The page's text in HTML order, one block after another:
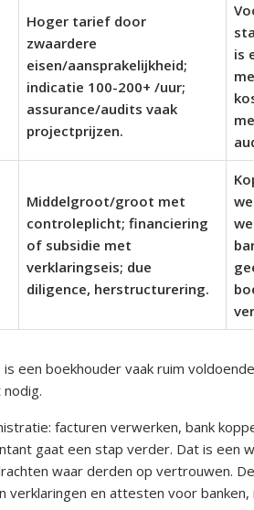
Hoger tarief door
zwaardere
eisen/aansprakelijkheid;
indicatie 100-200+ /uur;
assurance/audits vaak
projectprijzen.
is
Middelgroot/groot met
controleplicht; financiering
of subsidie met
verklaringseis; due
diligence, herstructurering.
een boekhouder vaak ruim
facturen verwerken, bank
gaat een stap verder. Dat is een
waar derden op vertrouwen.
verklaringen en attesten voor